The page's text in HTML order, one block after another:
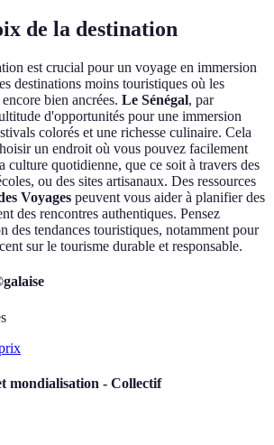
de la destination
est crucial pour un voyage en immersion
destinations moins touristiques où les
bien ancrées. Le Sénégal, par
d'opportunités pour une immersion
colorés et une richesse culinaire. Cela
un endroit où vous pouvez facilement
culture quotidienne, que ce soit à travers des
ou des sites artisanaux. Des ressources
Voyages peuvent vous aider à planifier des
des rencontres authentiques. Pensez
des tendances touristiques, notamment pour
sur le tourisme durable et responsable.
mondialisation - Collectif